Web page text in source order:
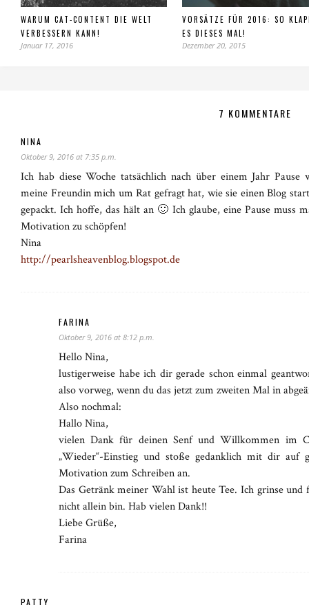
WARUM CAT-CONTENT DIE WELT
VERBESSERN KANN!
Januar 17, 2016
VORSÄTZE FÜR 2016: SO
ES DIESES MAL!
Dezember 20, 2015
7 KOMMENTARE
NINA
Oktober 9, 2016 at 7:35 p.m.
Ich hab diese Woche tatsächlich nach über einem Jahr Pause
meine Freundin mich um Rat gefragt hat, wie sie einen Blog
gepackt. Ich hoffe, das hält an 🙂 Ich glaube, eine Pause muss
Motivation zu schöpfen!
Nina
http://pearlsheavenblog.blogspot.de
FARINA
Oktober 9, 2016 at 8:12 p.m.
Hello Nina,
lustigerweise habe ich dir gerade schon einmal
also vorweg, wenn du das jetzt zum zweiten Mal in
Also nochmal:
Hallo Nina,
vielen Dank für deinen Senf und Willkommen im
„Wieder“-Einstieg und stoße gedanklich mit dir auf
Motivation zum Schreiben an.
Das Getränk meiner Wahl ist heute Tee. Ich grinse und
nicht allein bin. Hab vielen Dank!!
Liebe Grüße,
Farina
PATTY